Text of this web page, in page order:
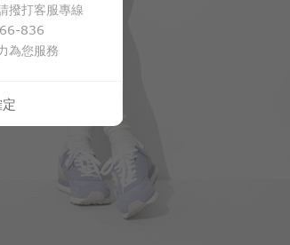
49 $ 59
撥打客服專線
836
為您服務